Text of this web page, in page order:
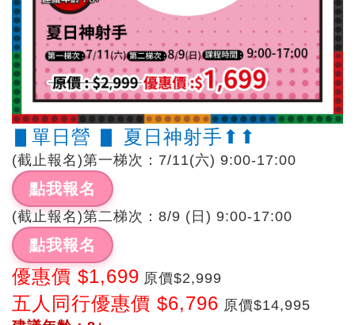
▋單日營 ▋ 夏日神射手⬆︎⬆︎
(截止報名)第一梯次：7/11(六) 9:00-17:00
點我報名
(截止報名)第二梯次：8/9 (日) 9:00-17:00
點我報名
優惠價 $1,699 原價$2,999
五人同行優惠價 $6,796 原價$14,995